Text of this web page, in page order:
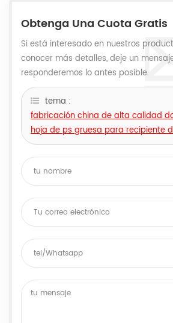
Obtenga Una Cuota Gratis
Si está interesado en nuestros
conocer más detalles, deje un
responderemos lo antes posible.
tema :
fabricación china de alta calidad
hoja de ps gruesa para recipiente